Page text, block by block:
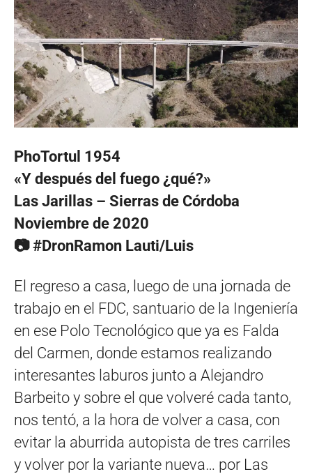
PhoTortul 1954
«Y después del fuego ¿qué?»
Las Jarillas – Sierras de Córdoba
Noviembre de 2020
📷 #DronRamon Lauti/Luis
El regreso a casa, luego de una jornada de
trabajo en el FDC, santuario de la Ingeniería
en ese Polo Tecnológico que ya es Falda
del Carmen, donde estamos realizando
interesantes laburos junto a Alejandro
Barbeito y sobre el que volveré cada tanto,
nos tentó, a la hora de volver a casa, con
evitar la aburrida autopista de tres carriles
y volver por la variante nueva… por Las